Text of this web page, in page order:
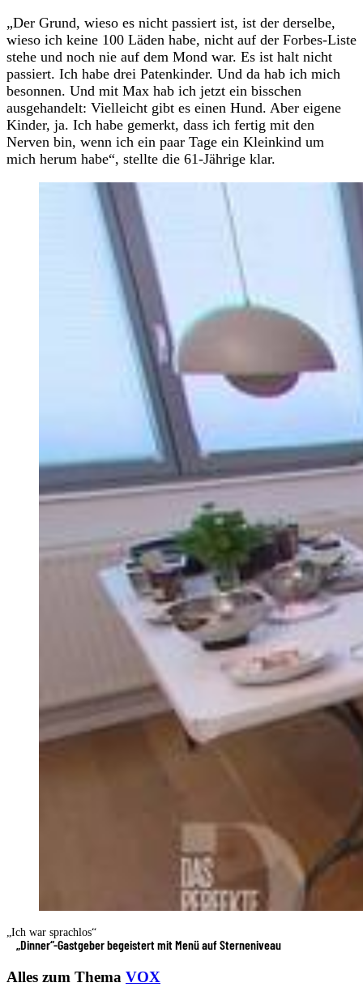
„Der Grund, wieso es nicht passiert ist, ist der derselbe,
wieso ich keine 100 Läden habe, nicht auf der Forbes-Liste
stehe und noch nie auf dem Mond war. Es ist halt nicht
passiert. Ich habe drei Patenkinder. Und da hab ich mich
besonnen. Und mit Max hab ich jetzt ein bisschen
ausgehandelt: Vielleicht gibt es einen Hund. Aber eigene
Kinder, ja. Ich habe gemerkt, dass ich fertig mit den
Nerven bin, wenn ich ein paar Tage ein Kleinkind um
mich herum habe“, stellte die 61-Jährige klar.
„Ich war sprachlos“
„Dinner“-Gastgeber begeistert mit Menü auf Sterneniveau
Alles zum Thema VOX